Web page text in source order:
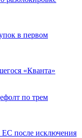
в первом
«Кванта»
по трем
ЕС после исключения